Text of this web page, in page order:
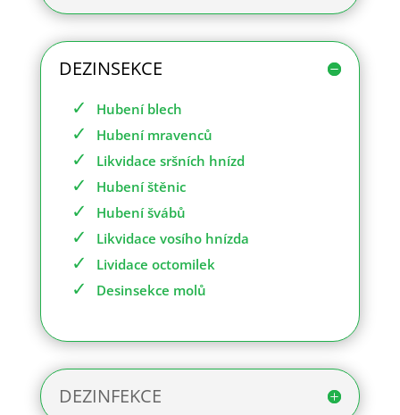
DEZINSEKCE
Hubení blech
Hubení mravenců
Likvidace sršních hnízd
Hubení štěnic
Hubení švábů
Likvidace vosího hnízda
Lividace octomilek
Desinsekce molů
DEZINFEKCE